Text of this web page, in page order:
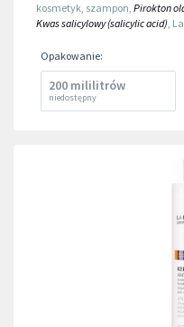
kosmetyk, szampon, Pirokton
Kwas salicylowy (salicylic acid),
Opakowanie:
200 mililitrów
niedostępny